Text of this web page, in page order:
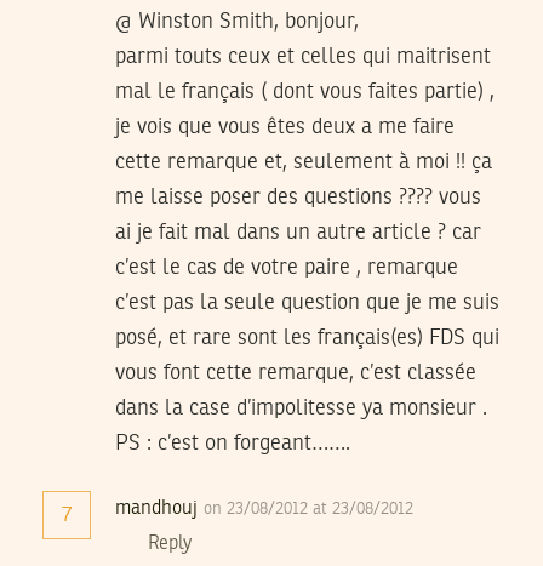
@ Winston Smith, bonjour,
parmi touts ceux et celles qui maitrisent
mal le français ( dont vous faites partie) ,
je vois que vous êtes deux a me faire
cette remarque et, seulement à moi !! ça
me laisse poser des questions ???? vous
ai je fait mal dans un autre article ? car
c’est le cas de votre paire , remarque
c’est pas la seule question que je me suis
posé, et rare sont les français(es) FDS qui
vous font cette remarque, c’est classée
dans la case d’impolitesse ya monsieur .
PS : c’est on forgeant…….
7 mandhouj on 23/08/2012 at 23/08/2012
Reply